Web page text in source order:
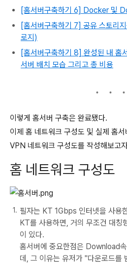
[홈서버구축하기 6] Docker 및
[홈서버구축하기 7] 공유 스토리
로지)
[홈서버구축하기 8] 완성된 내 홈
서버 배치 모습 그리고 총 비용
이렇게 홈서버 구축은 완료됐다.
이제 홈 네트워크 구성도 및 실제 홈
VPN 네트워크 구성도를 작성해보고
홈 네트워크 구성도
필자는 KT 1Gbps 인터넷을 사용
KT를 사용하면, 거의 무조건 대칭
이 있다.
홈서버에 중요한점은 Download
데, 그 이유는 유저가 "다운로드를